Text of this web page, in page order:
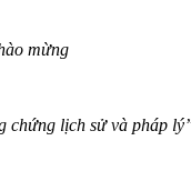
mừng
chứng lịch sử và pháp